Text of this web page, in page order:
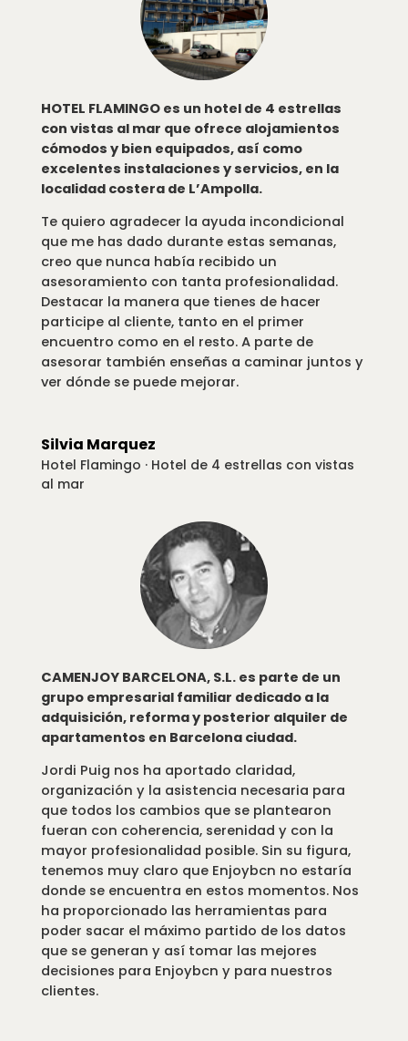
HOTEL FLAMINGO es un hotel de 4 estrellas
con vistas al mar que ofrece alojamientos
cómodos y bien equipados, así como
excelentes instalaciones y servicios, en la
localidad costera de L’Ampolla.
Te quiero agradecer la ayuda incondicional
que me has dado durante estas semanas,
creo que nunca había recibido un
asesoramiento con tanta profesionalidad.
Destacar la manera que tienes de hacer
participe al cliente, tanto en el primer
encuentro como en el resto. A parte de
asesorar también enseñas a caminar juntos y
ver dónde se puede mejorar.
Silvia Marquez
Hotel Flamingo · Hotel de 4 estrellas con vistas
al mar
CAMENJOY BARCELONA, S.L. es parte de un
grupo empresarial familiar dedicado a la
adquisición, reforma y posterior alquiler de
apartamentos en Barcelona ciudad.
Jordi Puig nos ha aportado claridad,
organización y la asistencia necesaria para
que todos los cambios que se plantearon
fueran con coherencia, serenidad y con la
mayor profesionalidad posible. Sin su figura,
tenemos muy claro que Enjoybcn no estaría
donde se encuentra en estos momentos. Nos
ha proporcionado las herramientas para
poder sacar el máximo partido de los datos
que se generan y así tomar las mejores
decisiones para Enjoybcn y para nuestros
clientes.